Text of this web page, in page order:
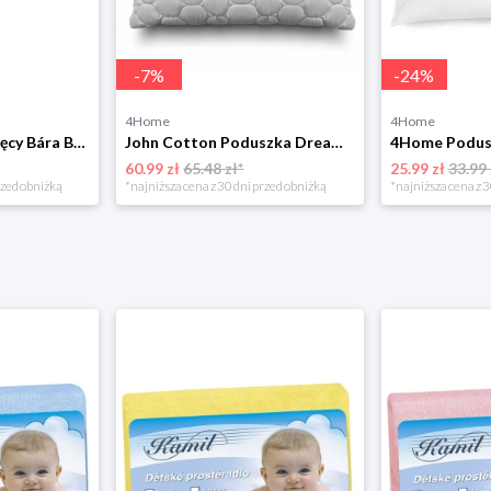
Bellatex Koc dziecięcy Bára Butterfly różowy, 75 x 100 cm
obniżką
-7%
4Home
John Cotton Poduszka Dreamium Eternal Love, 70 x 90 cm, 70 x 90 cm
60.99 zł65.48 zł*
*najniższa cena z 30 dni przed obniżką
-24%
4Home
25.99 zł33.99
*najniższa cena z